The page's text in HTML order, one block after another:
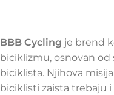
BBB Cycling je brend
biciklizmu, osnovan
biciklista. Njihova
biciklisti zaista trebaju